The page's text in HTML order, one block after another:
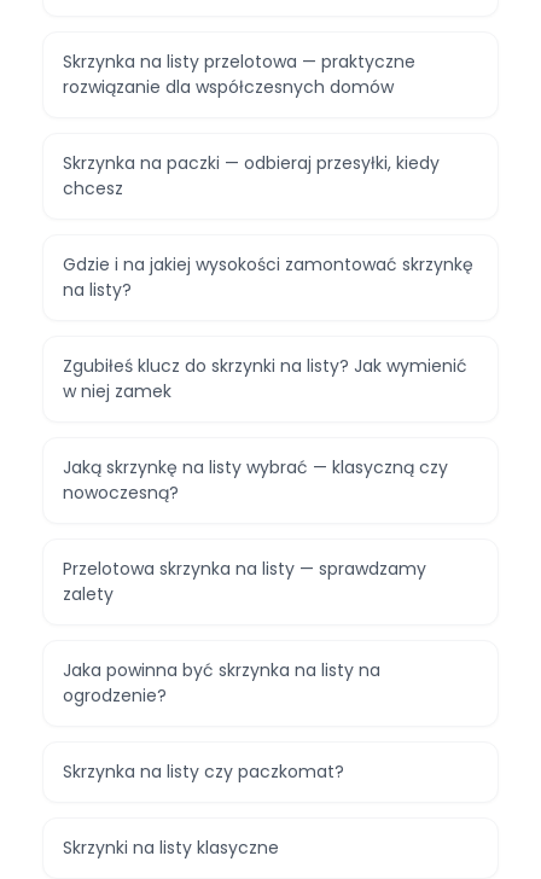
Skrzynka na listy przelotowa — praktyczne
rozwiązanie dla współczesnych domów
Skrzynka na paczki — odbieraj przesyłki, kiedy
chcesz
Gdzie i na jakiej wysokości zamontować skrzynkę
na listy?
Zgubiłeś klucz do skrzynki na listy? Jak wymienić
w niej zamek
Jaką skrzynkę na listy wybrać — klasyczną czy
nowoczesną?
Przelotowa skrzynka na listy — sprawdzamy
zalety
Jaka powinna być skrzynka na listy na
ogrodzenie?
Skrzynka na listy czy paczkomat?
Skrzynki na listy klasyczne